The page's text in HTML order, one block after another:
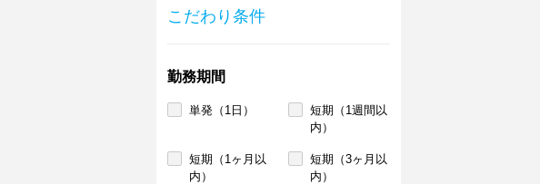
こだわり条件
勤務期間
単発（1日）
短期（1週間以
内）
短期（1ヶ月以
内）
短期（3ヶ月以
内）